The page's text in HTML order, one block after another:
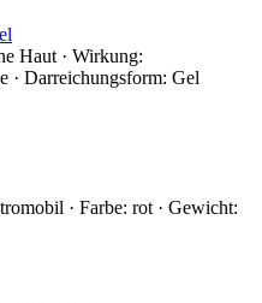
Haut · Wirkung:
· Darreichungsform: Gel
· Farbe: rot · Gewicht: